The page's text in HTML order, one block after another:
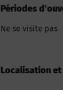
Périodes
Ne se visite pas
Localisation et